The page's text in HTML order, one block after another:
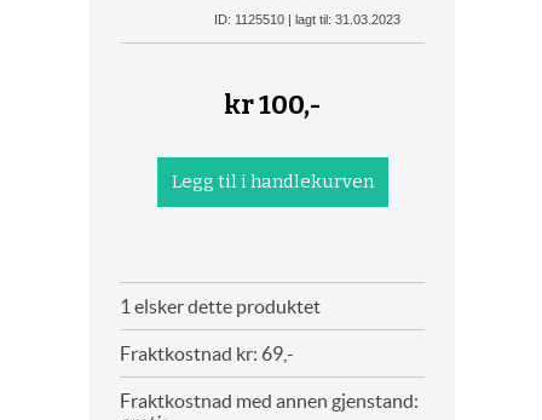
ID: 1125510 | lagt til: 31.03.2023
kr100,-
1 elsker dette produktet
Fraktkostnad kr: 69,-
Fraktkostnad med annen gjenstand: